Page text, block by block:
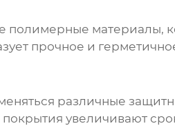
полимерные материалы,
прочное и
различные
увеличивают